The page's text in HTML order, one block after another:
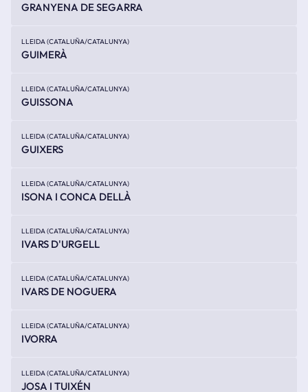
GRANYENA DE SEGARRA
LLEIDA (CATALUÑA/CATALUNYA)
GUIMERÀ
LLEIDA (CATALUÑA/CATALUNYA)
GUISSONA
LLEIDA (CATALUÑA/CATALUNYA)
GUIXERS
LLEIDA (CATALUÑA/CATALUNYA)
ISONA I CONCA DELLÀ
LLEIDA (CATALUÑA/CATALUNYA)
IVARS D'URGELL
LLEIDA (CATALUÑA/CATALUNYA)
IVARS DE NOGUERA
LLEIDA (CATALUÑA/CATALUNYA)
IVORRA
LLEIDA (CATALUÑA/CATALUNYA)
JOSA I TUIXÉN